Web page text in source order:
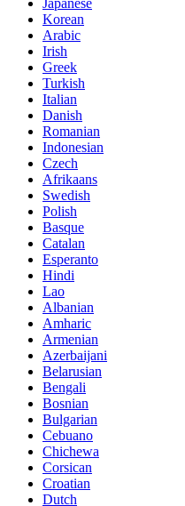
Korean
Arabic
Irish
Greek
Turkish
Italian
Danish
Romanian
Indonesian
Czech
Afrikaans
Swedish
Polish
Basque
Catalan
Esperanto
Hindi
Lao
Albanian
Amharic
Armenian
Azerbaijani
Belarusian
Bengali
Bosnian
Bulgarian
Cebuano
Chichewa
Corsican
Croatian
Dutch